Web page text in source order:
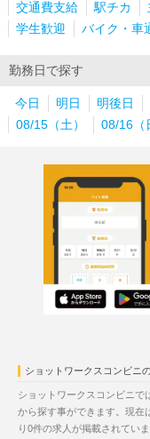
交通費支給
駅チカ
学生歓迎
バイク・車
勤務日で探す
今日 明日 明後日
08/15（土）
08/16（
ショットワークスコンビニ
ショットワークスコンビニで
から探す事ができます。現在
り0件の求人が掲載されてい